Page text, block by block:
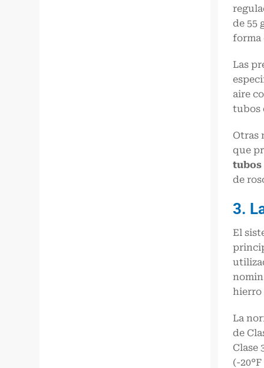
de 55
forma
Las
aire
tubos
Otras
que
tubos
de
3.
El
hierro
La
de
Clase
(-